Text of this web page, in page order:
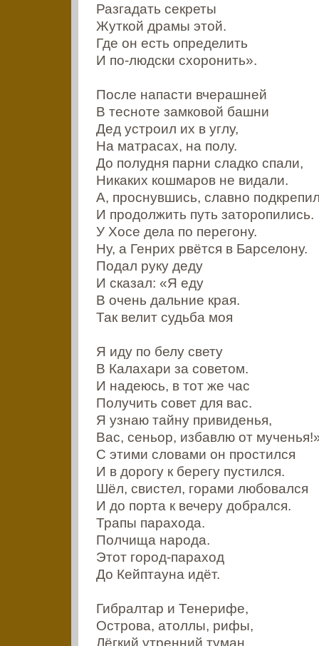
Разгадать секреты
Жуткой драмы этой.
Где он есть определить
И по-людски схоронить».
После напасти вчерашней
В тесноте замковой башни
Дед устроил их в углу,
На матрасах, на полу.
До полудня парни сладко спали,
Никаких кошмаров не видали.
А, проснувшись, славно
И продолжить путь заторопились.
У Хосе дела по перегону.
Ну, а Генрих рвётся в Барселону.
Подал руку деду
И сказал: «Я еду
В очень дальние края.
Так велит судьба моя
Я иду по белу свету
В Калахари за советом.
И надеюсь, в тот же час
Получить совет для вас.
Я узнаю тайну привиденья,
Вас, сеньор, избавлю от
С этими словами он простился
И в дорогу к берегу пустился.
Шёл, свистел, горами любовался
И до порта к вечеру добрался.
Трапы парахода.
Полчища народа.
Этот город-параход
До Кейптауна идёт.
Гибралтар и Тенерифе,
Острова, атоллы, рифы,
Лёгкий утренний туман,